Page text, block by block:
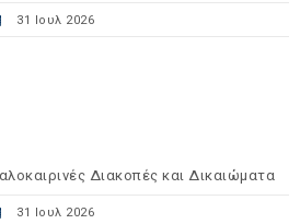
31 Ιουλ 2026
Διακοπές και Δικαιώματα
31 Ιουλ 2026